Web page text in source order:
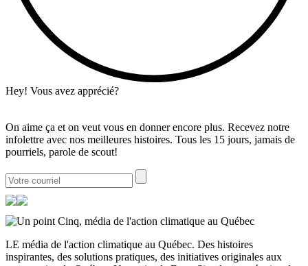
Hey! Vous avez apprécié?
On aime ça et on veut vous en donner encore plus. Recevez notre
infolettre avec nos meilleures histoires. Tous les 15 jours, jamais de
pourriels, parole de scout!
LE média de l'action climatique au Québec. Des histoires
inspirantes, des solutions pratiques, des initiatives originales aux